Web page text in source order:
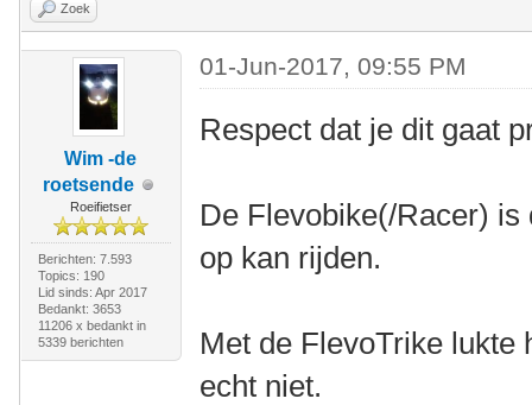
Zoek
Wim -de
roetsende
Roeifietser
Berichten: 7.593
Topics: 190
Lid sinds: Apr 2017
Bedankt: 3653
11206 x bedankt in
5339 berichten
01-Jun-2017, 09:55 PM
Respect dat je dit gaat
De Flevobike(/Racer)
op kan rijden.
Met de FlevoTrike lukte
echt niet.